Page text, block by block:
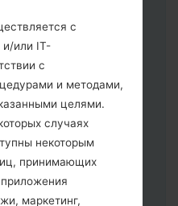
Odin 3.
распакуйте файл
(Выбрать 1 файл
с
или IT-
с
и методами,
целями.
случаях
некоторым
принимающих
приложения
маркетинг,